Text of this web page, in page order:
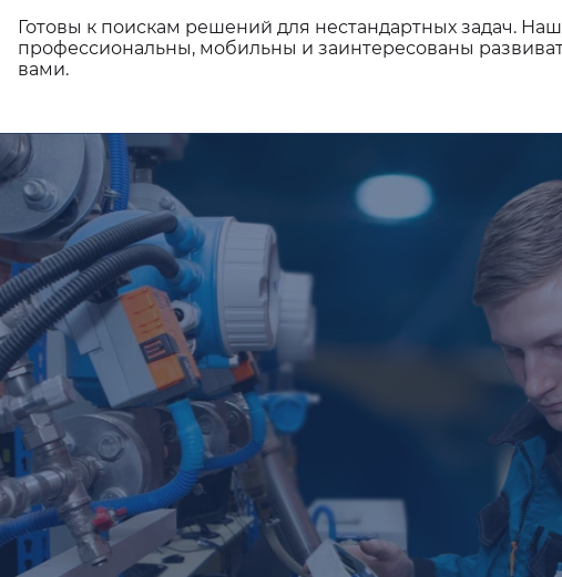
Готовы к поискам решений для нестандартных задач.
профессиональны, мобильны и заинтересованы
вами.